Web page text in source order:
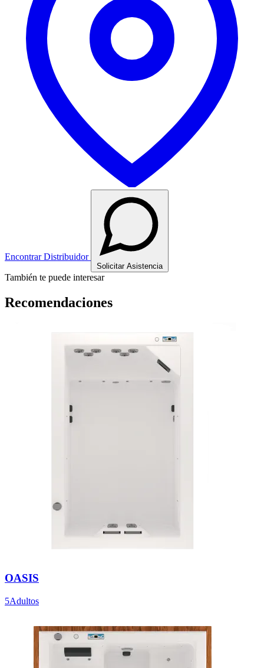
Encontrar Distribuidor
Solicitar Asistencia
También te puede interesar
Recomendaciones
OASIS
5Adultos